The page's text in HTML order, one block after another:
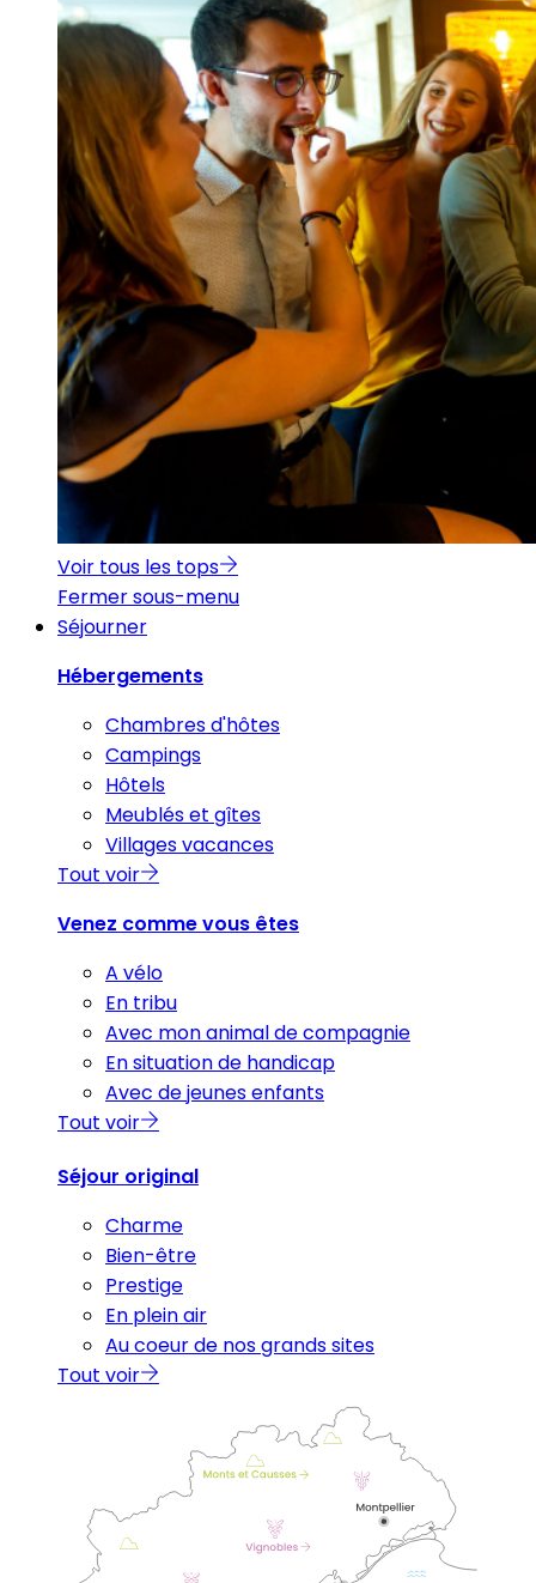
Voir tous les tops
Fermer sous-menu
Séjourner
Hébergements
Chambres d'hôtes
Campings
Hôtels
Meublés et gîtes
Villages vacances
Tout voir
Venez comme vous êtes
A vélo
En tribu
Avec mon animal de compagnie
En situation de handicap
Avec de jeunes enfants
Tout voir
Séjour original
Charme
Bien-être
Prestige
En plein air
Au coeur de nos grands sites
Tout voir